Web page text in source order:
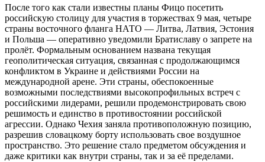
После того как стали известны планы Фицо посетить
российскую столицу для участия в торжествах 9 мая, четыре
страны восточного фланга НАТО — Литва, Латвия, Эстония
и Польша — оперативно уведомили Братиславу о запрете на
пролёт. Формальным основанием названа текущая
геополитическая ситуация, связанная с продолжающимся
конфликтом в Украине и действиями России на
международной арене. Эти страны, обеспокоенные
возможными последствиями высокопрофильных встреч с
российскими лидерами, решили продемонстрировать свою
решимость и единство в противостоянии российской
агрессии. Однако Чехия заняла противоположную позицию,
разрешив словацкому борту использовать свое воздушное
пространство. Это решение стало предметом обсуждения и
даже критики как внутри страны, так и за её пределами.